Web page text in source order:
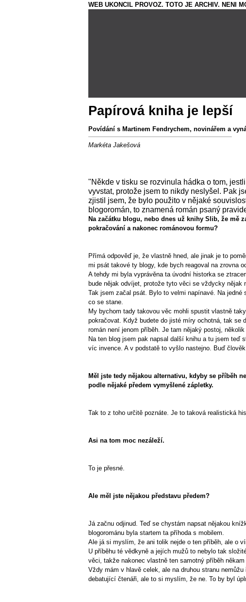
WEB UKONCIL PROVOZ. TOTO JE ARCHIV. NENI
Papírová kniha je lepší
Povídání s Martinem Fendrychem, novinářem a
Markéta Jakešová
"Někde v tisku se rozvinula hádka o tom,
vyvstat, protože jsem to nikdy neslyšel. Pak
zjistil jsem, že bylo použito v nějaké
blogoromán, to znamená román psaný
Na začátku blogu, nebo dnes už knihy Slib, že mě
pokračování a nakonec románovou formu?
Přímá odpověď je, že vlastně hned, ale jinak je to
mi psát takové ty blogy, kde bych reagoval na zrovna
A tehdy mi byla vyprávěna ta úvodní historka se
bude nějak odvíjet, protože tyto věci se vždycky nějak
Tak jsem začal psát. Bylo to velmi napínavé. Na
co se stane.
My bychom tady takovou věc mohli spustit vlastně
pokračovat. Když budete do jisté míry ochotná, tak se
román není jenom příběh. Je tam nějaký postoj, několik
Na ten blog jsem pak napsal další knihu a tu jsem teď
víc invence. A v podstatě to vyšlo nastejno. Buď
Měl jste tedy nějakou alternativu, kdyby se příběh
podle nějaké předem vymyšlené zápletky.
Tak to z toho určitě poznáte. Je to taková realistická
Asi na tom moc nezáleží.
To je přesné.
Ale měl jste nějakou představu předem?
Já začnu odjinud. Teď se chystám napsat nějakou
blogorománu byla startem ta příhoda s mobilem.
Ale já si myslím, že ani tolik nejde o ten příběh, ale o
U příběhu té vědkyně a jejích mužů to nebylo tak
věci, takže nakonec vlastně ten samotný příběh někam
Vždy mám v hlavě celek, ale na druhou stranu
debatující čtenáři, ale to si myslím, že ne. To by byl